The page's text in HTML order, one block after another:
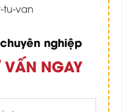
nghiệp
NGAY